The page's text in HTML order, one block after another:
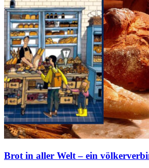
Brot in aller Welt – ein